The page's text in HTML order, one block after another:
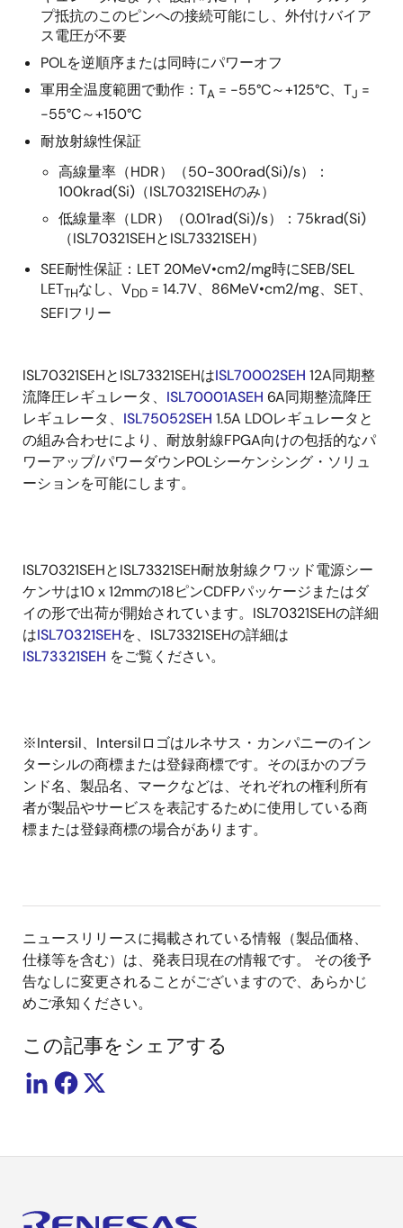
プ抵抗のこのピンへの接続可能にし、外付けバイア
ス電圧が不要
POLを逆順序または同時にパワーオフ
軍用全温度範囲で動作：TA = -55°C～+125°C、TJ =
-55°C～+150°C
耐放射線性保証
高線量率（HDR）（50-300rad(Si)/s）：
100krad(Si)（ISL70321SEHのみ）
低線量率（LDR）（0.01rad(Si)/s）：75krad(Si)
（ISL70321SEHとISL73321SEH）
SEE耐性保証：LET 20MeV•cm2/mg時にSEB/SEL
LETTHなし、VDD = 14.7V、86MeV•cm2/mg、SET、
SEFIフリー
ISL70321SEHとISL73321SEHはISL70002SEH 12A同期整
流降圧レギュレータ、 ISL70001ASEH 6A同期整流降圧
レギュレータ、 ISL75052SEH 1.5A LDOレギュレータと
の組み合わせにより、耐放射線FPGA向けの包括的なパ
ワーアップ/パワーダウンPOLシーケンシング・ソリュ
ーションを可能にします。
ISL70321SEHとISL73321SEH耐放射線クワッド電源シー
ケンサは10 x 12mmの18ピンCDFPパッケージまたはダ
イの形で出荷が開始されています。ISL70321SEHの詳細
はISL70321SEHを、ISL73321SEHの詳細は
ISL73321SEH をご覧ください。
※Intersil、Intersilロゴはルネサス・カンパニーのイン
ターシルの商標または登録商標です。そのほかのブラ
ンド名、製品名、マークなどは、それぞれの権利所有
者が製品やサービスを表記するために使用している商
標または登録商標の場合があります。
ニュースリリースに掲載されている情報（製品価格、
仕様等を含む）は、発表日現在の情報です。 その後予
告なしに変更されることがございますので、あらかじ
めご承知ください。
この記事をシェアする